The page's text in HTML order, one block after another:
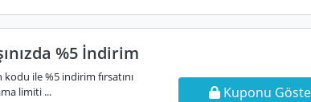
%5 İndirim
ile %5 indirim fırsatını
limiti ...
Kuponu